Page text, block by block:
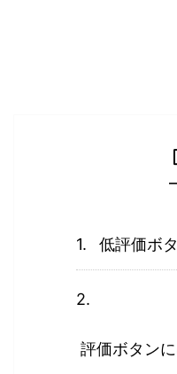
低評価ボ
評価ボタン